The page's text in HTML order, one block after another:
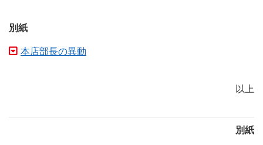
別紙
本店部長の異動
以上
別紙